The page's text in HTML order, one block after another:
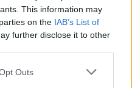
This information may
on the IAB’s List of
further disclose it to other
Outs
įžiebimas